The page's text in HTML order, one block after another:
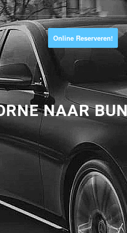
Online Reserveren!
NAAR